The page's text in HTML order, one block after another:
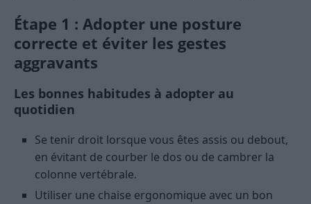
Étape 1 : Adopter une posture
correcte et éviter les gestes
aggravants
Les bonnes habitudes à adopter au
quotidien
Se tenir droit lorsque vous êtes assis ou debout,
en évitant de courber le dos ou de cambrer la
colonne vertébrale.
Utiliser une chaise ergonomique avec un bon